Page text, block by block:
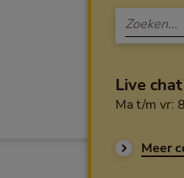
Live chat
Ma t/m vr:
Meer